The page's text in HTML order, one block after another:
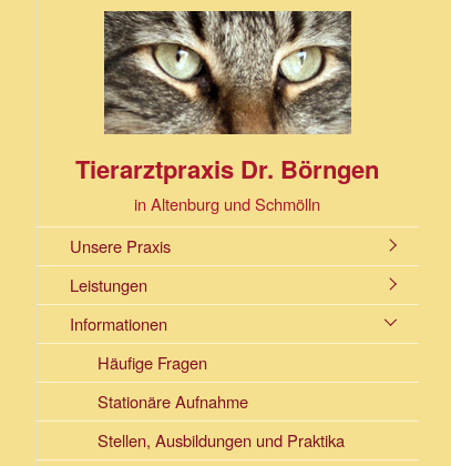
Tierarztpraxis Dr. Börngen
in Altenburg und Schmölln
Unsere Praxis
Leistungen
Informationen
Häufige Fragen
Stationäre Aufnahme
Stellen, Ausbildungen und Praktika